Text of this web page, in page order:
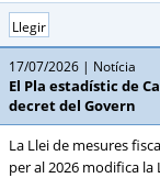
Llegir
17/07/2026 Notícia
El Pla estadístic de
decret del Govern
La Llei de mesures
per al 2026 modifica